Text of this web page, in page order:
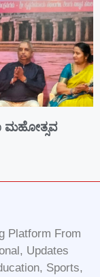
ಮಹೋತ್ಸವ
Platform From
Updates
Sports,